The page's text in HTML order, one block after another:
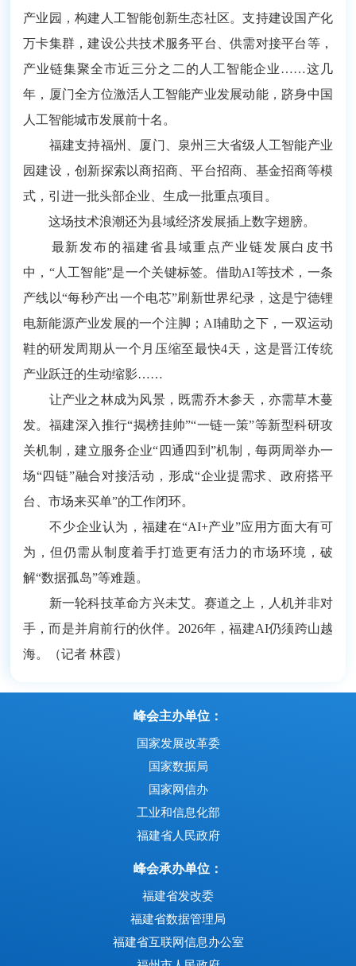
产业园，构建人工智能创新生态社区。支持建设国产化
万卡集群，建设公共技术服务平台、供需对接平台等，
产业链集聚全市近三分之二的人工智能企业……这几
年，厦门全方位激活人工智能产业发展动能，跻身中国
人工智能城市发展前十名。
福建支持福州、厦门、泉州三大省级人工智能产业
园建设，创新探索以商招商、平台招商、基金招商等模
式，引进一批头部企业、生成一批重点项目。
这场技术浪潮还为县域经济发展插上数字翅膀。
最新发布的福建省县域重点产业链发展白皮书
中，“人工智能”是一个关键标签。借助AI等技术，一条
产线以“每秒产出一个电芯”刷新世界纪录，这是宁德锂
电新能源产业发展的一个注脚；AI辅助之下，一双运动
鞋的研发周期从一个月压缩至最快4天，这是晋江传统
产业跃迁的生动缩影……
让产业之林成为风景，既需乔木参天，亦需草木蔓
发。福建深入推行“揭榜挂帅”“一链一策”等新型科研攻
关机制，建立服务企业“四通四到”机制，每两周举办一
场“四链”融合对接活动，形成“企业提需求、政府搭平
台、市场来买单”的工作闭环。
不少企业认为，福建在“AI+产业”应用方面大有可
为，但仍需从制度着手打造更有活力的市场环境，破
解“数据孤岛”等难题。
新一轮科技革命方兴未艾。赛道之上，人机并非对
手，而是并肩前行的伙伴。2026年，福建AI仍须跨山越
海。（记者 林霞）
峰会主办单位：
国家发展改革委
国家数据局
国家网信办
工业和信息化部
福建省人民政府
峰会承办单位：
福建省发改委
福建省数据管理局
福建省互联网信息办公室